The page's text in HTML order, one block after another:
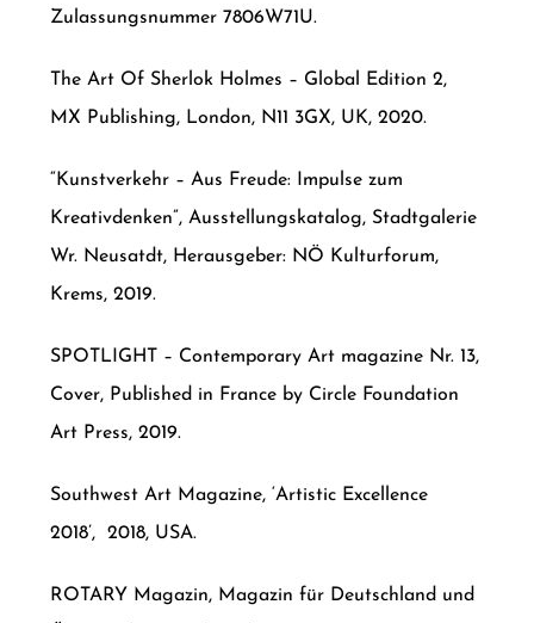
Zulassungsnummer 7806W71U.
The Art Of Sherlok Holmes – Global Edition 2,
MX Publishing, London, N11 3GX, UK, 2020.
“Kunstverkehr – Aus Freude: Impulse zum
Kreativdenken”, Ausstellungskatalog, Stadtgalerie
Wr. Neusatdt, Herausgeber: NÖ Kulturforum,
Krems, 2019.
SPOTLIGHT – Contemporary Art magazine Nr. 13,
Cover, Published in France by Circle Foundation
Art Press, 2019.
Southwest Art Magazine, ‘Artistic Excellence
2018’, 2018, USA.
ROTARY Magazin, Magazin für Deutschland und